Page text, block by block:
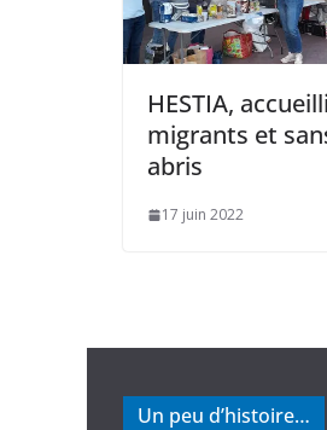
HESTIA,
migrants et
abris
17 juin 2022
Un peu d’histoire…